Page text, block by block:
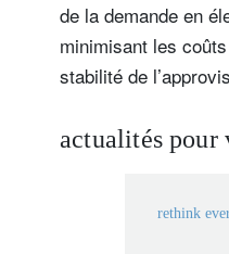
de la demande en
minimisant les
stabilité de
actualités pour
rethink